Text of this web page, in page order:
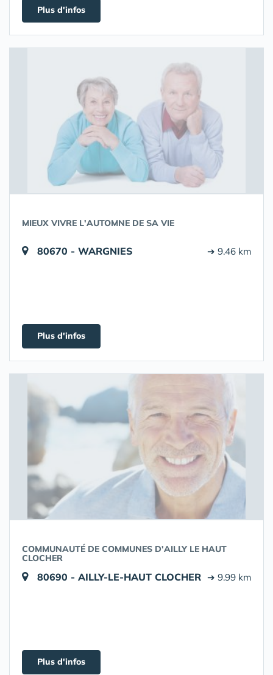
Plus d'infos
MIEUX VIVRE L'AUTOMNE DE SA VIE
80670 - WARGNIES ➔ 9.46 km
Plus d'infos
COMMUNAUTÉ DE COMMUNES D'AILLY LE HAUT
CLOCHER
80690 - AILLY-LE-HAUT CLOCHER ➔ 9.99 km
Plus d'infos